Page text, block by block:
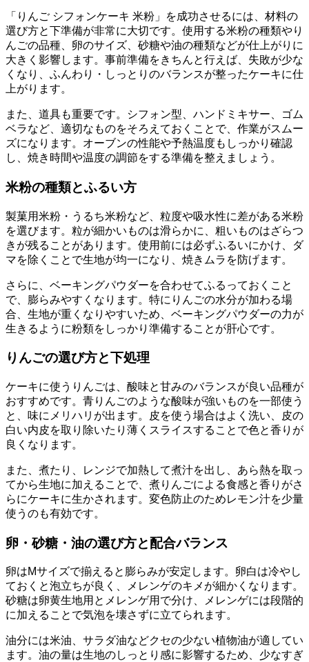
「りんご シフォンケーキ 米粉」を成功させるには、材料の
選び方と下準備が非常に大切です。使用する米粉の種類やり
んごの品種、卵のサイズ、砂糖や油の種類などが仕上がりに
大きく影響します。事前準備をきちんと行えば、失敗が少な
くなり、ふんわり・しっとりのバランスが整ったケーキに仕
上がります。
また、道具も重要です。シフォン型、ハンドミキサー、ゴム
ベラなど、適切なものをそろえておくことで、作業がスムー
ズになります。オーブンの性能や予熱温度もしっかり確認
し、焼き時間や温度の調節をする準備を整えましょう。
米粉の種類とふるい方
製菓用米粉・うるち米粉など、粒度や吸水性に差がある米粉
を選びます。粒が細かいものは滑らかに、粗いものはざらつ
きが残ることがあります。使用前には必ずふるいにかけ、ダ
マを除くことで生地が均一になり、焼きムラを防げます。
さらに、ベーキングパウダーを合わせてふるっておくこと
で、膨らみやすくなります。特にりんごの水分が加わる場
合、生地が重くなりやすいため、ベーキングパウダーの力が
生きるように粉類をしっかり準備することが肝心です。
りんごの選び方と下処理
ケーキに使うりんごは、酸味と甘みのバランスが良い品種が
おすすめです。青りんごのような酸味が強いものを一部使う
と、味にメリハリが出ます。皮を使う場合はよく洗い、皮の
白い内皮を取り除いたり薄くスライスすることで色と香りが
良くなります。
また、煮たり、レンジで加熱して煮汁を出し、あら熱を取っ
てから生地に加えることで、煮りんごによる食感と香りがさ
らにケーキに生かされます。変色防止のためレモン汁を少量
使うのも有効です。
卵・砂糖・油の選び方と配合バランス
卵はMサイズで揃えると膨らみが安定します。卵白は冷やし
ておくと泡立ちが良く、メレンゲのキメが細かくなります。
砂糖は卵黄生地用とメレンゲ用で分け、メレンゲには段階的
に加えることで気泡を壊さずに立てられます。
油分には米油、サラダ油などクセの少ない植物油が適してい
ます。油の量は生地のしっとり感に影響するため、少なすぎ